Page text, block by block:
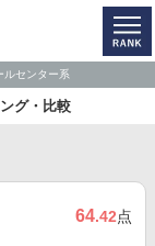
ルセンター系
グ・比較
64.42点